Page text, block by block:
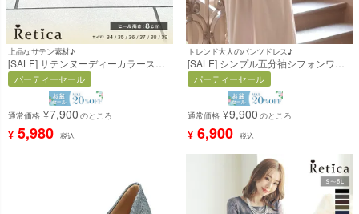
上品なサテン素材♪
[SALE] サテンヌーディーカラースリ
ングバックパンプス(ベージュ)
[Retica/レティカ]
パーティーセール
通常価格 ¥7,900のところ
¥ 5,980 税込
トレンド大人のパンツドレス♪
[SALE] シンプル五分袖シフォンワイ
ドパンツ結婚式パーティードレス
[Retica/レティカ]
パーティーセール
通常価格 ¥9,900のところ
¥ 6,900 税込